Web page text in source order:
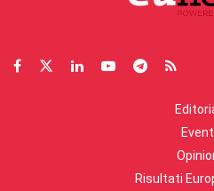
Risultati